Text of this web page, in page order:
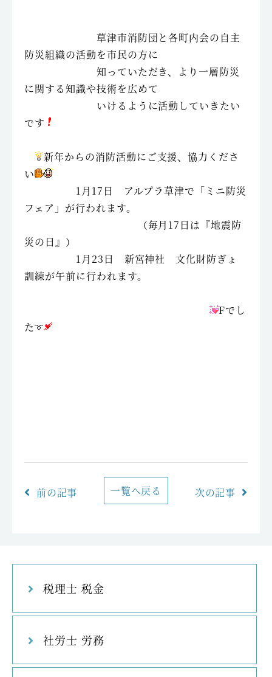
税理士 税金
社労士 労務
草津市消防団と各町内会の自主
防災組織の活動を市民の方に
知っていただき、より一層防災
に関する知識や技術を広めて
いけるように活動していきたい
です
新年からの消防活動にご支援、協力くださ
い
1月17日 アルプラ草津で「ミニ防災
フェア」が行われます。
（毎月17日は『地震防
災の日』）
1月23日 新宮神社 文化財防ぎょ
訓練が午前に行われます。
Fでし
た
前の記事 一覧へ戻る 次の記事